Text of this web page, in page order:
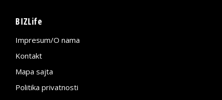
BIZLife
Impresum/O nama
Kontakt
Mapa sajta
Politika privatnosti